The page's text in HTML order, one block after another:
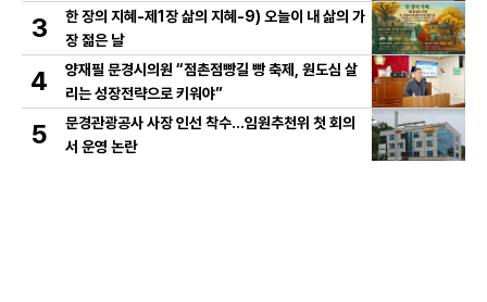
3
한 장의 지혜-제1장 삶의 지혜-9) 오늘이 내 삶의 가
장 젊은 날
4
양재필 문경시의원 “점촌점빵길 빵 축제, 원도심 살
리는 성장전략으로 키워야”
5
문경관광공사 사장 인선 착수…임원추천위 첫 회의
서 운영 논란